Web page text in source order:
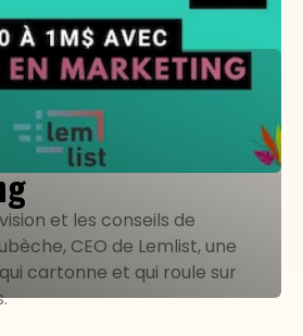
"million dollar
0$ en
et les conseils de
CEO de Lemlist, une
cartonne et qui roule sur